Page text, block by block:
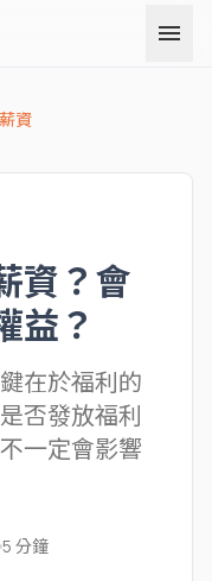
menu
資
資？會
益？
在於福利的
否發放福利
一定會影響
5 分鐘